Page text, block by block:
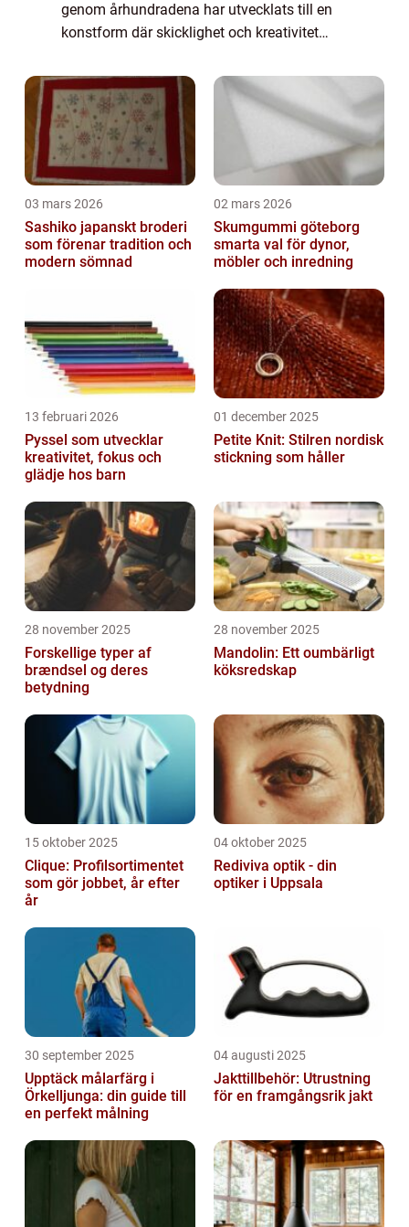
genom århundradena har utvecklats till en
konstform där skicklighet och kreativitet
till ...
03 mars 2026
Sashiko japanskt broderi
som förenar tradition och
modern sömnad
02 mars 2026
Skumgummi göteborg
smarta val för dynor,
möbler och inredning
13 februari 2026
Pyssel som utvecklar
kreativitet, fokus och
glädje hos barn
01 december 2025
Petite Knit: Stilren nordisk
stickning som håller
28 november 2025
Forskellige typer af
brændsel og deres
betydning
28 november 2025
Mandolin: Ett oumbärligt
köksredskap
15 oktober 2025
Clique: Profilsortimentet
som gör jobbet, år efter
år
04 oktober 2025
Rediviva optik - din
optiker i Uppsala
30 september 2025
Upptäck målarfärg i
Örkelljunga: din guide till
en perfekt målning
04 augusti 2025
Jakttillbehör: Utrustning
för en framgångsrik jakt